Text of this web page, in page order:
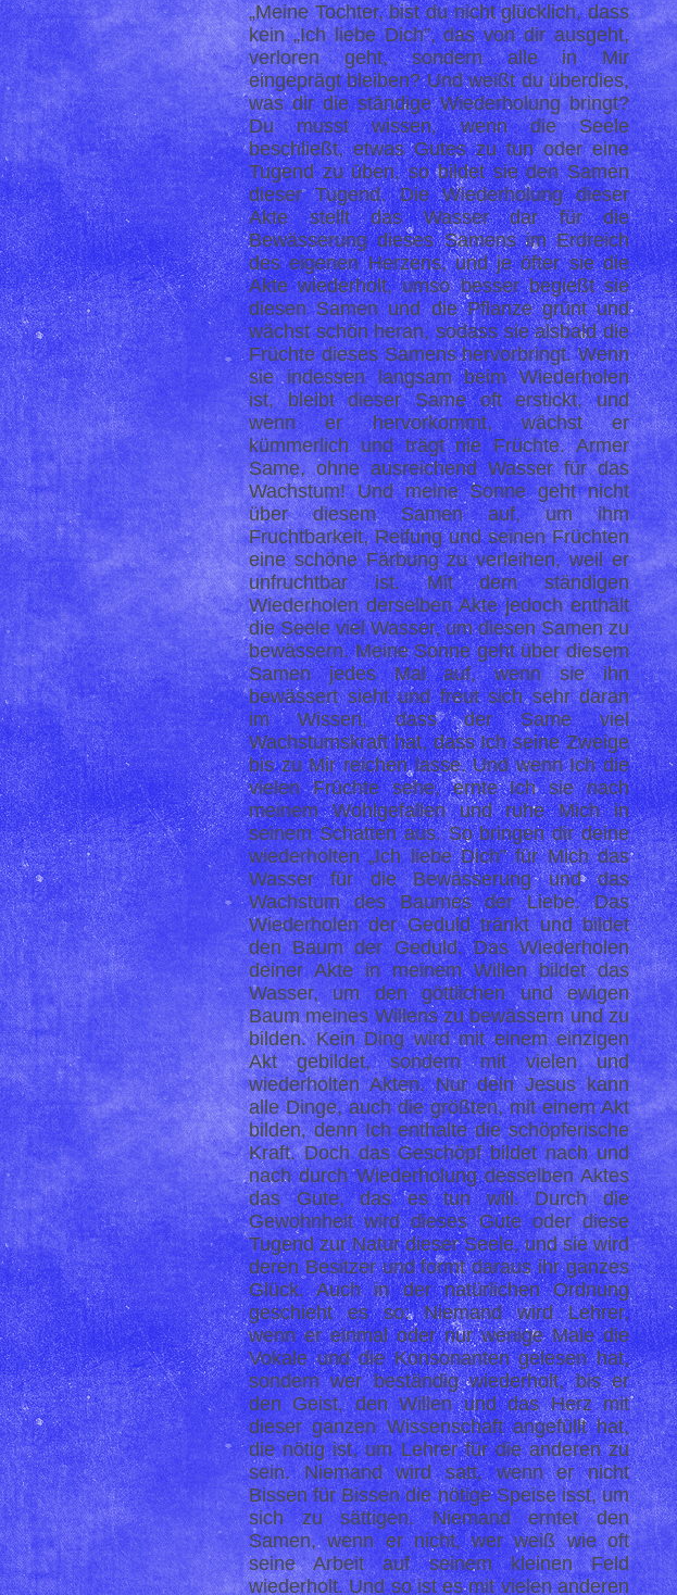
„Meine Tochter, bist du nicht glücklich, dass
kein „Ich liebe Dich”, das von dir ausgeht,
verloren geht, sondern alle in Mir
eingeprägt bleiben? Und weißt du überdies,
was dir die ständige Wiederholung bringt?
Du musst wissen, wenn die Seele
beschließt, etwas Gutes zu tun oder eine
Tugend zu üben, so bildet sie den Samen
dieser Tugend. Die Wiederholung dieser
Akte stellt das Wasser dar für die
Bewässerung dieses Samens im Erdreich
des eigenen Herzens, und je öfter sie die
Akte wiederholt, umso besser begießt sie
diesen Samen und die Pflanze grünt und
wächst schön heran, sodass sie alsbald die
Früchte dieses Samens hervorbringt. Wenn
sie indessen langsam beim Wiederholen
ist, bleibt dieser Same oft erstickt, und
wenn er hervorkommt, wächst er
kümmerlich und trägt nie Früchte. Armer
Same, ohne ausreichend Wasser für das
Wachstum! Und meine Sonne geht nicht
über diesem Samen auf, um ihm
Fruchtbarkeit, Reifung und seinen Früchten
eine schöne Färbung zu verleihen, weil er
unfruchtbar ist. Mit dem ständigen
Wiederholen derselben Akte jedoch enthält
die Seele viel Wasser, um diesen Samen zu
bewässern. Meine Sonne geht über diesem
Samen jedes Mal auf, wenn sie ihn
bewässert sieht und freut sich sehr daran
im Wissen, dass der Same viel
Wachstumskraft hat, dass Ich seine Zweige
bis zu Mir reichen lasse. Und wenn Ich die
vielen Früchte sehe, ernte Ich sie nach
meinem Wohlgefallen und ruhe Mich in
seinem Schatten aus. So bringen dir deine
wiederholten „Ich liebe Dich” für Mich das
Wasser für die Bewässerung und das
Wachstum des Baumes der Liebe. Das
Wiederholen der Geduld tränkt und bildet
den Baum der Geduld. Das Wiederholen
deiner Akte in meinem Willen bildet das
Wasser, um den göttlichen und ewigen
Baum meines Willens zu bewässern und zu
bilden. Kein Ding wird mit einem einzigen
Akt gebildet, sondern mit vielen und
wiederholten Akten. Nur dein Jesus kann
alle Dinge, auch die größten, mit einem Akt
bilden, denn Ich enthalte die schöpferische
Kraft. Doch das Geschöpf bildet nach und
nach durch Wiederholung desselben Aktes
das Gute, das es tun will. Durch die
Gewohnheit wird dieses Gute oder diese
Tugend zur Natur dieser Seele, und sie wird
deren Besitzer und formt daraus ihr ganzes
Glück. Auch in der natürlichen Ordnung
geschieht es so: Niemand wird Lehrer,
wenn er einmal oder nur wenige Male die
Vokale und die Konsonanten gelesen hat,
sondern wer beständig wiederholt, bis er
den Geist, den Willen und das Herz mit
dieser ganzen Wissenschaft angefüllt hat,
die nötig ist, um Lehrer für die anderen zu
sein. Niemand wird satt, wenn er nicht
Bissen für Bissen die nötige Speise isst, um
sich zu sättigen. Niemand erntet den
Samen, wenn er nicht, wer weiß wie oft
seine Arbeit auf seinem kleinen Feld
wiederholt. Und so ist es mit vielen anderen